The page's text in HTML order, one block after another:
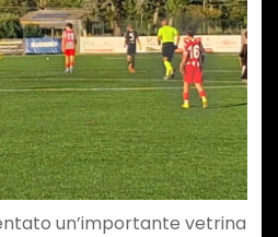
un’importante vetrina